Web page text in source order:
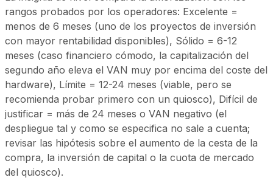
rangos probados por los operadores: Excelente =
menos de 6 meses (uno de los proyectos de inversión
con mayor rentabilidad disponibles), Sólido = 6-12
meses (caso financiero cómodo, la capitalización del
segundo año eleva el VAN muy por encima del coste del
hardware), Límite = 12-24 meses (viable, pero se
recomienda probar primero con un quiosco), Difícil de
justificar = más de 24 meses o VAN negativo (el
despliegue tal y como se especifica no sale a cuenta;
revisar las hipótesis sobre el aumento de la cesta de la
compra, la inversión de capital o la cuota de mercado
del quiosco).